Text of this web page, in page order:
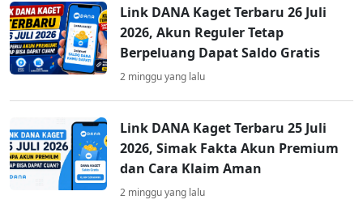
Link DANA Kaget Terbaru 26 Juli
2026, Akun Reguler Tetap
Berpeluang Dapat Saldo Gratis
2 minggu yang lalu
Link DANA Kaget Terbaru 25 Juli
2026, Simak Fakta Akun Premium
dan Cara Klaim Aman
2 minggu yang lalu